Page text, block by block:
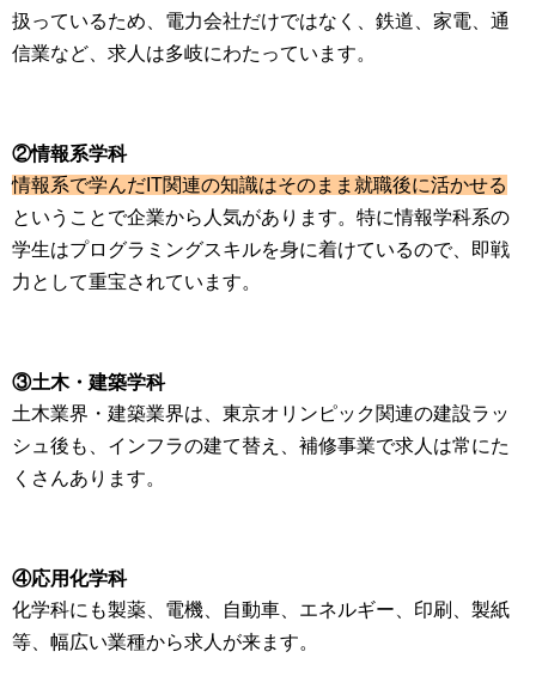
扱っているため、電力会社だけではなく、鉄道、家電、通
信業など、求人は多岐にわたっています。
②情報系学科
情報系で学んだIT関連の知識はそのまま就職後に活かせる
ということで企業から人気があります。特に情報学科系の
学生はプログラミングスキルを身に着けているので、即戦
力として重宝されています。
③土木・建築学科
土木業界・建築業界は、東京オリンピック関連の建設ラッ
シュ後も、インフラの建て替え、補修事業で求人は常にた
くさんあります。
④応用化学科
化学科にも製薬、電機、自動車、エネルギー、印刷、製紙
等、幅広い業種から求人が来ます。